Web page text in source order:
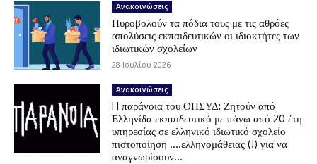
Ανακοινώσεις
Πυροβολούν τα πόδια τους με τις αθρόες
απολύσεις εκπαιδευτικών οι ιδιοκτήτες των
ιδιωτικών σχολείων
28 Ιουλίου 2026
Ανακοινώσεις
H παράνοια του ΟΠΣΥΔ: Ζητούν από
Ελληνίδα εκπαιδευτικό με πάνω από 20 έτη
υπηρεσίας σε ελληνικό ιδιωτικό σχολείο
πιστοποίηση ….ελληνομάθειας (!) για να
αναγνωρίσουν...